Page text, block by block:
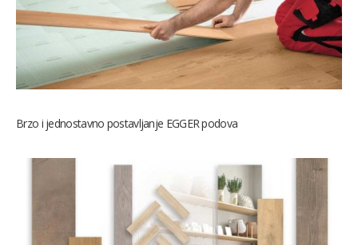
Brzo i jednostavno postavljanje EGGER podova